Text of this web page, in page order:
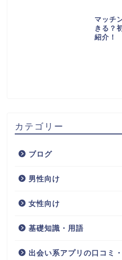
マッチ
きる？
紹介！
カテゴリー
ブログ
男性向け
女性向け
基礎知識・用語
出会い系アプリの口コミ